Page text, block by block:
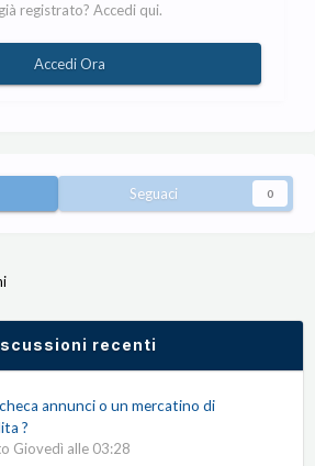
registrato? Accedi qui.
Accedi Ora
Seguaci 0
recenti
annunci o un mercatino di
?
Giovedì alle 03:28